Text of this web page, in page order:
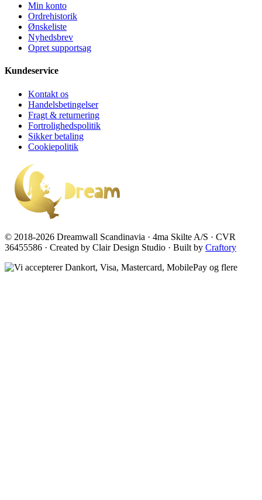
Min konto
Ordrehistorik
Ønskeliste
Nyhedsbrev
Opret supportsag
Kundeservice
Kontakt os
Handelsbetingelser
Fragt & returnering
Fortrolighedspolitik
Sikker betaling
Cookiepolitik
© 2018-2026 Dreamwall Scandinavia · 4ma Skilte A/S · CVR
36455586 · Created by Clair Design Studio · Built by Craftory